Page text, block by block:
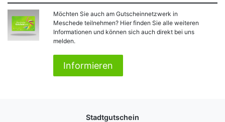
Möchten Sie auch am Gutscheinnetzwerk in
Meschede teilnehmen? Hier finden Sie alle weiteren
Informationen und können sich auch direkt bei uns
melden.
Informieren
Stadtgutschein